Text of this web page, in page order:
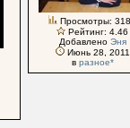
Просмотры:
Рейтинг: 4.46
Добавлено Эня
Июнь 28, 2011
в разное*